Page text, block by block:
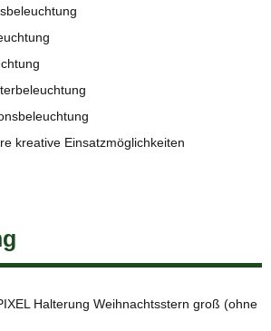
kreative Einsatzmöglichkeiten
Halterung Weihnachtsstern groß (ohne